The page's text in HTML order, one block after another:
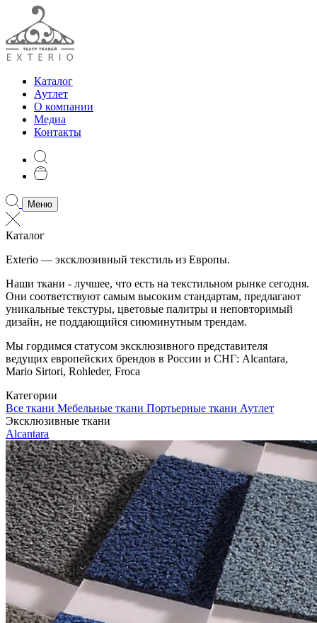
Каталог
Аутлет
О компании
Медиа
Контакты
Меню
Каталог
Exterio — эксклюзивный текстиль из Европы.
Наши ткани - лучшее, что есть на текстильном рынке сегодня.
Они соответствуют самым высоким стандартам, предлагают
уникальные текстуры, цветовые палитры и неповторимый
дизайн, не поддающийся сиюминутным трендам.
Мы гордимся статусом эксклюзивного представителя
ведущих европейских брендов в России и СНГ: Alcantara,
Mario Sirtori, Rohleder, Froca
Категории
Все ткани Мебельные ткани Портьерные ткани Аутлет
Эксклюзивные ткани
Alcantara